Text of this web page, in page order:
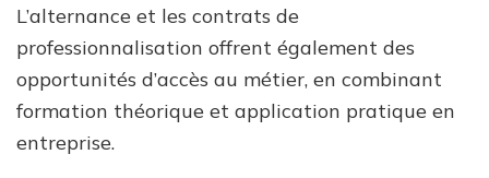
L’alternance et les contrats de
professionnalisation offrent également des
opportunités d’accès au métier, en combinant
formation théorique et application pratique en
entreprise.